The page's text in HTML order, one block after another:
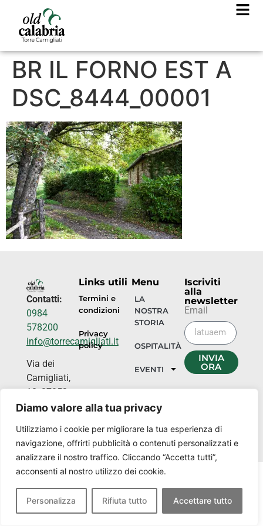
Diamo valore alla tua privacy
Utilizziamo i cookie per migliorare la tua esperienza di
navigazione, offrirti pubblicità o contenuti personalizzati e
analizzare il nostro traffico. Cliccando “Accetta tutti”,
acconsenti al nostro utilizzo dei cookie.
Personalizza Rifiuta tutto Accettare tutto
BR IL FORNO EST A
DSC_8444_00001
Contatti:
0984
578200
info@torrecamigliati.it
Via dei
Camigliati,
18, 87052
Camigliatello
Links utili
Termini e
condizioni
Privacy
policy
Menu
LA
NOSTRA
STORIA
OSPITALITÀ
EVENTI
NOSTRI
LUOGHI
Iscriviti
alla
newsletter
Email
INVIA
ORA